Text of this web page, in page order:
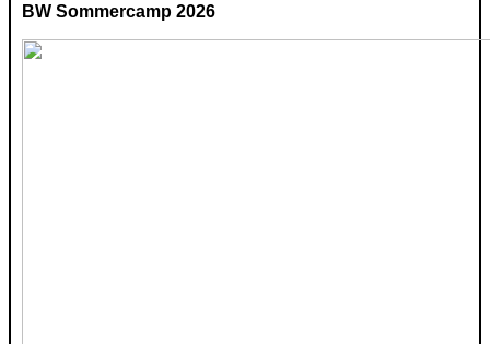
BW Sommercamp 2026